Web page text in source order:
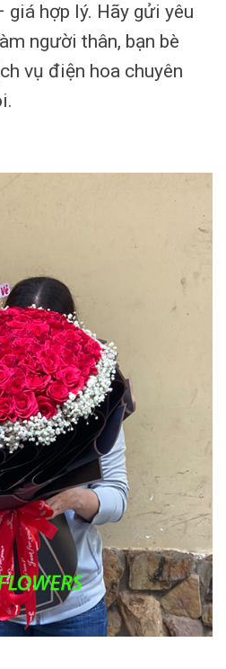
giá hợp lý. Hãy gửi yêu
người thân, bạn bè
vụ điện hoa chuyên